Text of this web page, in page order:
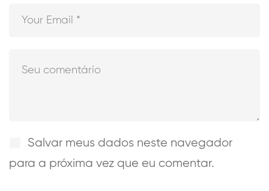
Salvar meus dados neste navegador
para a próxima vez que eu comentar.